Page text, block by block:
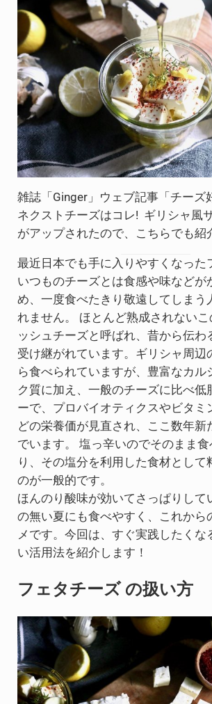
雑誌「Ginger」ウェブ記事「チーズ
ネクストチーズはコレ! ギリシャ風
がアップされたので、こちらでも紹
最近日本でも手に入りやすくなった
いつものチーズとは食感や味などが
め、一度食べたきり敬遠してしまう
れません。 ほとんど熟成されない
ッシュチーズと呼ばれ、昔から伝わ
受け継がれています。ギリシャ周辺
ら食べられていますが、豊富なカル
ク質に加え、一般のチーズに比べ低
ーで、プロバイオティクスやビタミ
どの栄養価が見直され、ここ数年新
でいます。 塩っ辛いのでそのまま食
り、その塩分を利用した食材として
のが一般的です。
ほんのり酸味が効いてさっぱりして
の無い夏にも食べやすく、これから
メです。今回は、すぐ実践したくな
い活用法を紹介します！
フェタチーズ の扱い方